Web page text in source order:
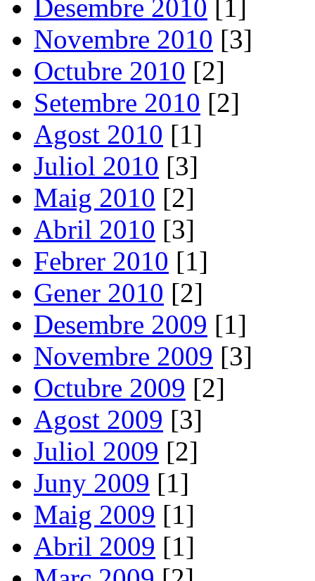
Desembre 2010 [1]
Novembre 2010 [3]
Octubre 2010 [2]
Setembre 2010 [2]
Agost 2010 [1]
Juliol 2010 [3]
Maig 2010 [2]
Abril 2010 [3]
Febrer 2010 [1]
Gener 2010 [2]
Desembre 2009 [1]
Novembre 2009 [3]
Octubre 2009 [2]
Agost 2009 [3]
Juliol 2009 [2]
Juny 2009 [1]
Maig 2009 [1]
Abril 2009 [1]